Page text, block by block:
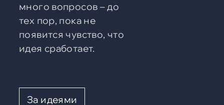
много вопросов – до
тех пор, пока не
появится чувство, что
идея сработает.
За идеями